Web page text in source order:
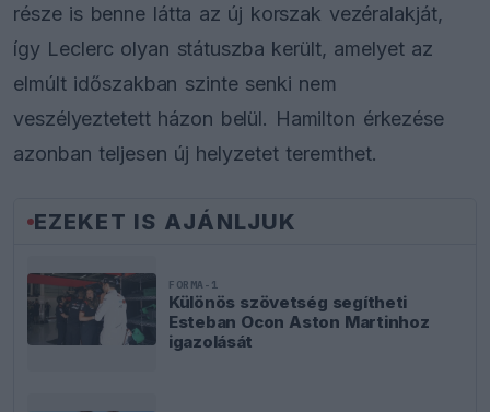
része is benne látta az új korszak vezéralakját,
így Leclerc olyan státuszba került, amelyet az
elmúlt időszakban szinte senki nem
veszélyeztetett házon belül. Hamilton érkezése
azonban teljesen új helyzetet teremthet.
EZEKET IS AJÁNLJUK
FORMA-1
Különös szövetség segítheti
Esteban Ocon Aston Martinhoz
igazolását